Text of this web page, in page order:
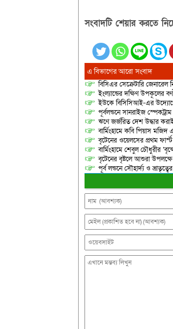
সংবাদটি শেয়ার করতে
এ বিভাগের আরো সংবাদ
বিসিএর সেক্রেটারি জেনারেল
ইংল্যান্ডের দক্ষিণ উপকূলের
ইউকে বিসিসিআই-এর উদ্যোগে
পূর্বলন্ডনে সানরাইজ স্পেকট্রাম
​ঋণে জর্জরিত দেশ উদ্ধার
বার্মিংহামে কবি পিয়াস
বৃটেনের ওয়েলসের প্রথম
বার্মিংহামে শেবুল চৌধুরীর
বৃটেনের বৃষ্টলে আশুরা
পূর্ব লন্ডনে সৌহার্দ্য ও